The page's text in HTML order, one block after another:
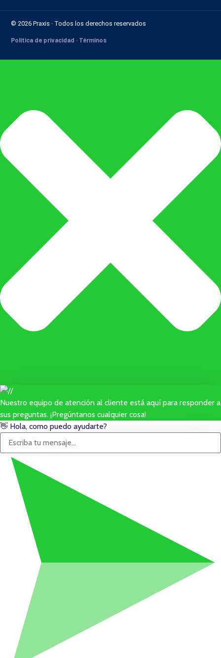
© 2026 Praxis · Todos los derechos reservados
Política de privacidad · Términos
Nuestro equipo de atención al cliente está aquí para responder a
sus preguntas. ¡Pregúntanos cualquier cosa!
👋 Hola, como puedo ayudarte?